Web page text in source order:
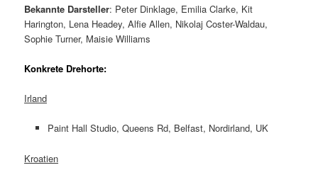
Bekannte Darsteller: Peter Dinklage, Emilia Clarke, Kit
Harington, Lena Headey, Alfie Allen, Nikolaj Coster-Waldau,
Sophie Turner, Maisie Williams
Konkrete Drehorte:
Irland
Paint Hall Studio, Queens Rd, Belfast, Nordirland, UK
Kroatien